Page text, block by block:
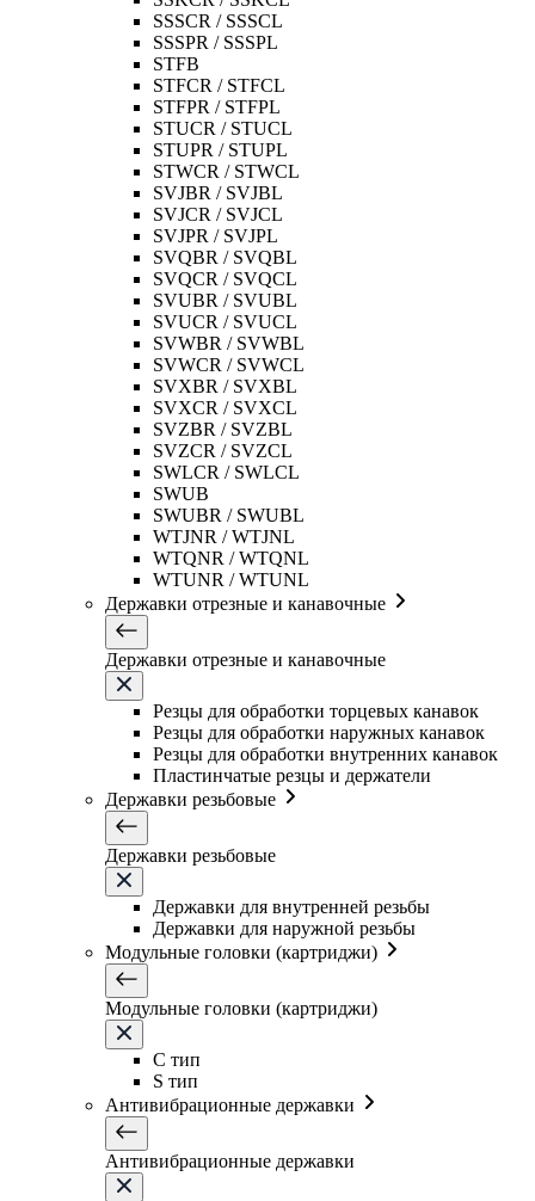
SSSCR / SSSCL
SSSPR / SSSPL
STFB
STFCR / STFCL
STFPR / STFPL
STUCR / STUCL
STUPR / STUPL
STWCR / STWCL
SVJBR / SVJBL
SVJCR / SVJCL
SVJPR / SVJPL
SVQBR / SVQBL
SVQCR / SVQCL
SVUBR / SVUBL
SVUCR / SVUCL
SVWBR / SVWBL
SVWCR / SVWCL
SVXBR / SVXBL
SVXCR / SVXCL
SVZBR / SVZBL
SVZCR / SVZCL
SWLCR / SWLCL
SWUB
SWUBR / SWUBL
WTJNR / WTJNL
WTQNR / WTQNL
WTUNR / WTUNL
Державки отрезные и канавочные
Державки отрезные и канавочные
Резцы для обработки торцевых канавок
Резцы для обработки наружных канавок
Резцы для обработки внутренних канавок
Пластинчатые резцы и держатели
Державки резьбовые
Державки резьбовые
Державки для внутренней резьбы
Державки для наружной резьбы
Модульные головки (картриджи)
Модульные головки (картриджи)
C тип
S тип
Антивибрационные державки
Антивибрационные державки